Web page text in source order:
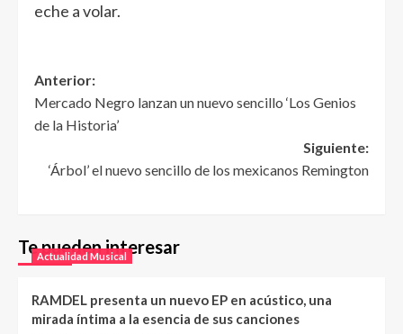
eche a volar.
Anterior:
Mercado Negro lanzan un nuevo sencillo ‘Los Genios
de la Historia’
Siguiente:
‘Árbol’ el nuevo sencillo de los mexicanos Remington
Te pueden interesar
Actualidad Musical
RAMDEL presenta un nuevo EP en acústico, una
mirada íntima a la esencia de sus canciones